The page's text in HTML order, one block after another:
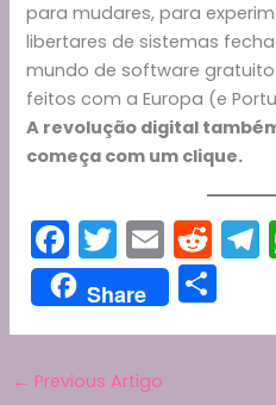
para mudares, para
libertares de sistemas
mundo de software
feitos com a Europa (e
A revolução digital
começa com um clique.
F
a
c
b
T
w
itt
E
m
ai
R
e
d
Share
h
← Previous Artigo